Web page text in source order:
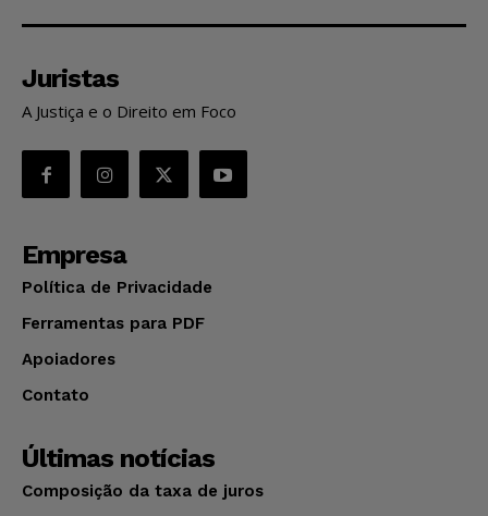
Juristas
A Justiça e o Direito em Foco
Empresa
Política de Privacidade
Ferramentas para PDF
Apoiadores
Contato
Últimas notícias
Composição da taxa de juros